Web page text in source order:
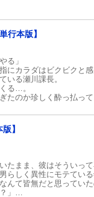
行本版】
る」
にカラダはビクビクと
る瀬川課長。
る…。
たのか珍しく酔っ払って
まったカラダ…。
私はもう動けない…。
Hしちゃうの――!?
】
たまま、彼はそうい
らしく異性にモテている
んて皆無だと思ってい
」